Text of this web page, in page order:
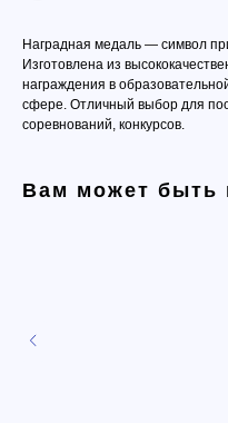
Наградная медаль — символ
Изготовлена из
награждения в
сфере. Отличный выбор для
соревнований, конкурсов.
Вам может быть